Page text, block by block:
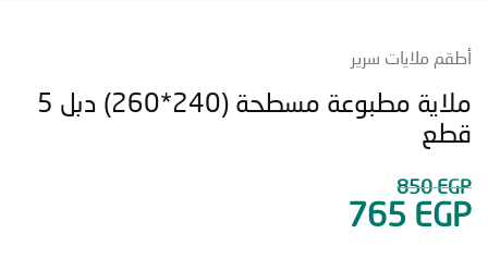
ملايات سرير
ملاية مطبوعة مسطحة (240*260) دبل 5
850
765